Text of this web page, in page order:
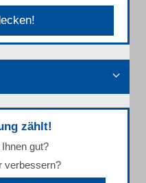
zählt!
gut?
verbessern?